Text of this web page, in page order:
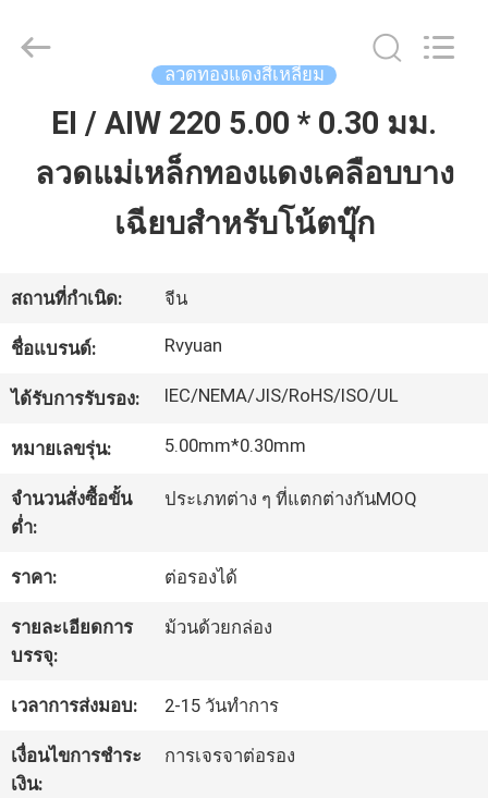
บ้าน
ผลิตภัณฑ์
วิดีโอ
คุณภาพ
Electric
Material
ลวดทองแดงสี่เหลี่ยม
EI / AIW 220 5.00 * 0.30 มม.
ลวดแม่เหล็กทองแดงเคลือบบาง
เฉียบสำหรับโน้ตบุ๊ก
สถานที่กำเนิด: จีน
ชื่อแบรนด์: Rvyuan
ได้รับการรับรอง: IEC/NEMA/JIS/RoHS/ISO/UL
หมายเลขรุ่น: 5.00mm*0.30mm
จำนวนสั่งซื้อขั้น
ต่ำ:
ประเภทต่าง ๆ ที่แตกต่างกันMOQ
ราคา: ต่อรองได้
รายละเอียดการ
บรรจุ:
ม้วนด้วยกล่อง
เวลาการส่งมอบ: 2-15 วันทำการ
เงื่อนไขการชำระ
เงิน:
การเจรจาต่อรอง